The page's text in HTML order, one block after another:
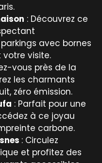
: Découvrez ce
avec bornes
visite.
vous près de la
les charmants
zéro émission.
: Parfait pour une
à ce joyau
carbone.
: Circulez
et profitez des